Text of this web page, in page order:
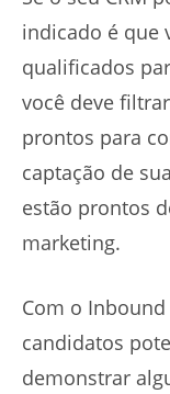
indicado é que
qualificados
você deve
prontos para
captação de
estão prontos
marketing.
Com o
candidatos
demonstrar